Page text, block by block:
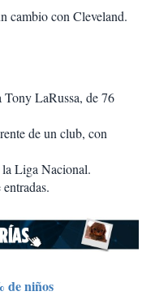
cambio con Cleveland.
LaRussa, de 76
de un club, con
la Liga Nacional.
de niños